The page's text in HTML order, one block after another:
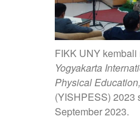
FIKK UNY
Yogyakarta
Physical
(YISHPESS) 2023
September 2023.